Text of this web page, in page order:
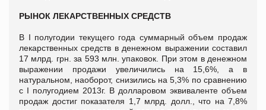
РЫНОК ЛЕКАРСТВЕННЫХ СРЕДСТВ
В I полугодии текущего года суммарный объем продаж
лекарственных средств в денежном выражении составил
17 млрд. грн. за 593 млн. упаковок. При этом в денежном
выражении продажи увеличились на 15,6%, а в
натуральном, наоборот, снизились на 5,3% по сравнению
с I полугодием 2013г. В долларовом эквиваленте объем
продаж достиг показателя 1,7 млрд. долл., что на 7,8%